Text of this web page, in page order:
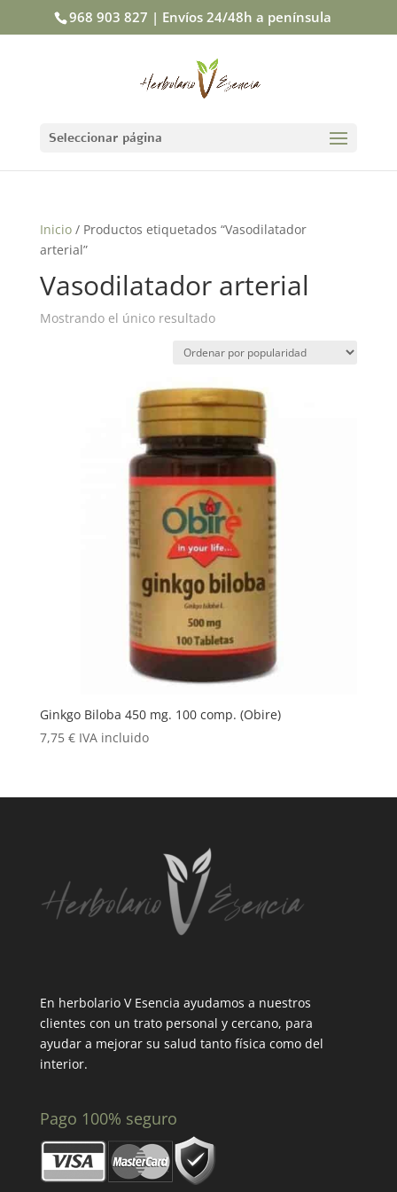
968 903 827 | Envíos 24/48h a península
Seleccionar página
Inicio/ Productos etiquetados “Vasodilatador
arterial”
Vasodilatador arterial
Mostrando el único resultado
Ginkgo Biloba 450 mg. 100 comp. (Obire)
7,75 € IVA incluido
En herbolario V Esencia ayudamos a nuestros
clientes con un trato personal y cercano, para
ayudar a mejorar su salud tanto física como del
interior.
Pago 100% seguro